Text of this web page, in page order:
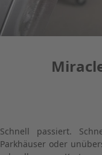
Schnell passiert.
Parkhäuser oder